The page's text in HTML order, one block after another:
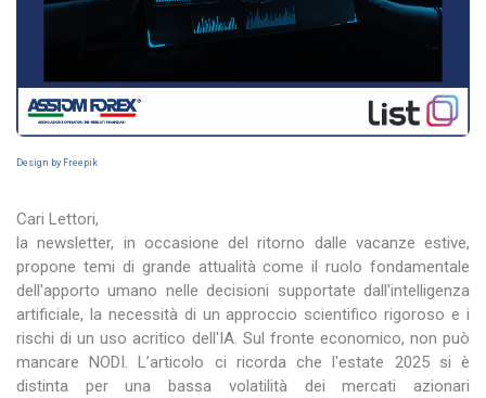
Design by Freepik
Cari Lettori,
la newsletter, in occasione del ritorno dalle vacanze estive,
propone temi di grande attualità come il ruolo fondamentale
dell'apporto umano nelle decisioni supportate dall'intelligenza
artificiale, la necessità di un approccio scientifico rigoroso e i
rischi di un uso acritico dell'IA. Sul fronte economico, non può
mancare NODI. L’articolo ci ricorda che l'estate 2025 si è
distinta per una bassa volatilità dei mercati azionari